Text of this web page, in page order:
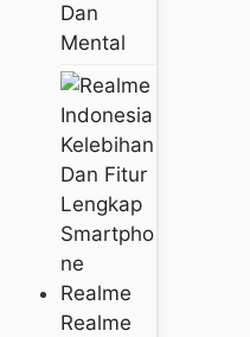
Dan
Mental
Realme